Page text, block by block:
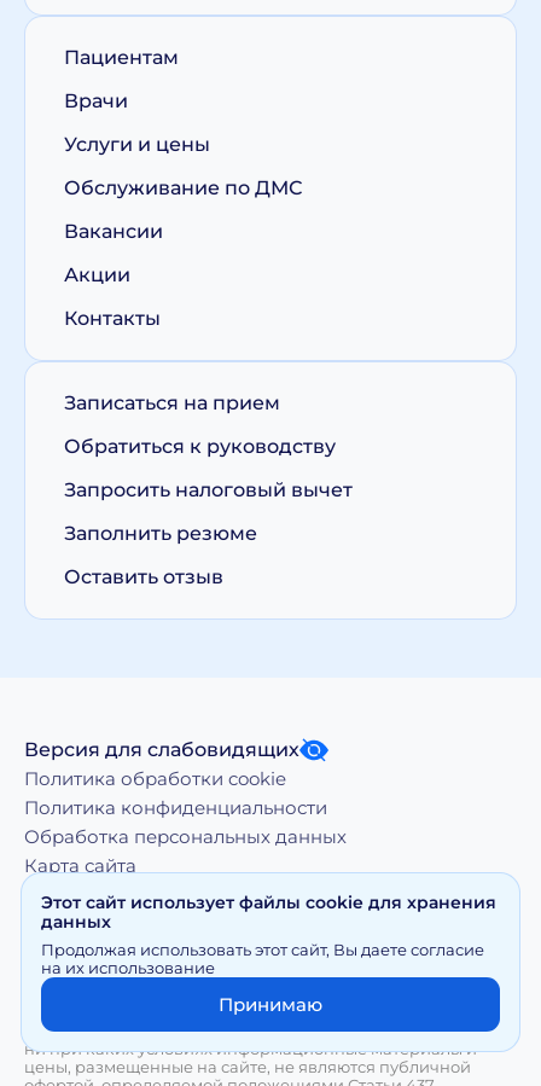
Пациентам
Врачи
Услуги и цены
Обслуживание по ДМС
Вакансии
Акции
Контакты
Записаться на прием
Обратиться к руководству
Запросить налоговый вычет
Заполнить резюме
Оставить отзыв
Версия для слабовидящих
Политика обработки cookie
Политика конфиденциальности
Обработка персональных данных
Карта сайта
использование материалов, размещенных на moy-
doktor.org возможно только с письменного разрешения
Правообладателя
Сайт носит исключительно информационный характер и
ни при каких условиях информационные материалы и
цены, размещенные на сайте, не являются публичной
Этот сайт использует файлы cookie для хранения
данных
Продолжая использовать этот сайт, Вы даете согласие
на их использование
Принимаю